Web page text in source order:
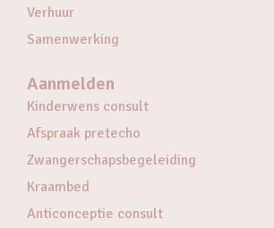
Verhuur
Samenwerking
Aanmelden
Kinderwens consult
Afspraak pretecho
Zwangerschapsbegeleiding
Kraambed
Anticonceptie consult